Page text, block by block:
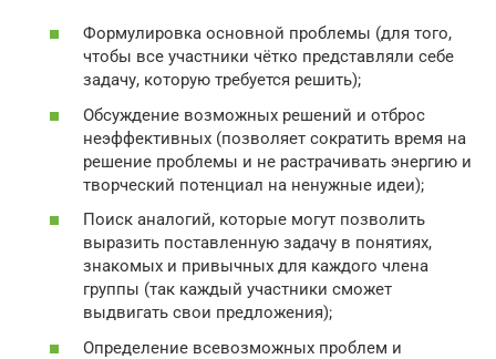
Формулировка основной проблемы (для того,
чтобы все участники чётко представляли себе
задачу, которую требуется решить);
Обсуждение возможных решений и отброс
неэффективных (позволяет сократить время на
решение проблемы и не растрачивать энергию и
творческий потенциал на ненужные идеи);
Поиск аналогий, которые могут позволить
выразить поставленную задачу в понятиях,
знакомых и привычных для каждого члена
группы (так каждый участники сможет
выдвигать свои предложения);
Определение всевозможных проблем и